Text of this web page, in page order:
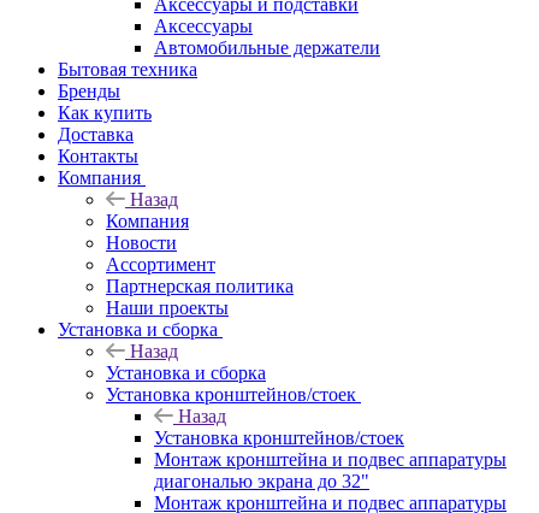
Аксессуары и подставки
Аксессуары
Автомобильные держатели
Бытовая техника
Бренды
Как купить
Доставка
Контакты
Компания
Назад
Компания
Новости
Ассортимент
Партнерская политика
Наши проекты
Установка и сборка
Назад
Установка и сборка
Установка кронштейнов/стоек
Назад
Установка кронштейнов/стоек
Монтаж кронштейна и подвес аппаратуры
диагональю экрана до 32"
Монтаж кронштейна и подвес аппаратуры